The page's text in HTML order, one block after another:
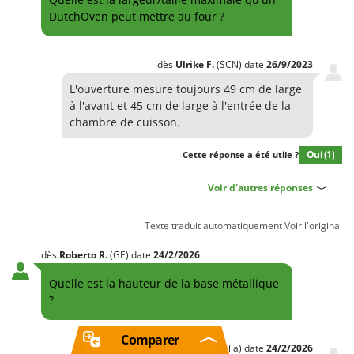
DutchOven peut mettre au four ?
dès Ulrike F.(SCN) date 26/9/2023
L'ouverture mesure toujours 49 cm de large
à l'avant et 45 cm de large à l'entrée de la
chambre de cuisson.
Cette réponse a été utile ? Oui(1)
Voir d'autres réponses
Texte traduit automatiquementVoir l'original
dès Roberto R.(GE) date 24/2/2026
Quelle est la hauteur de la base métallique
?
dèsFabio (Italia) date 24/2/2026
Comparer